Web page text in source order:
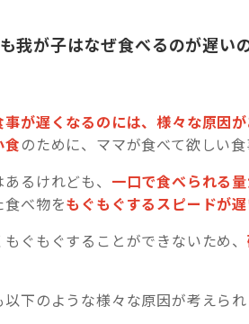
我が子はなぜ食べるのが遅い
が遅くなるのには、様々な原因が
食のために、ママが食べて欲しい
るけれども、 一口で食べられる
べ物をもぐもぐするスピードが
ぐもぐすることができないため、
下のような様々な原因が考えられ